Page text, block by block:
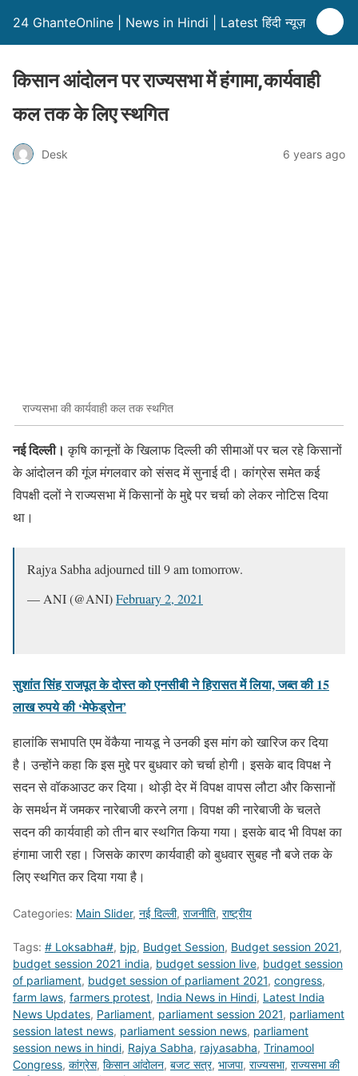
24 GhanteOnline | News in Hindi | Latest हिंदी न्यूज़
किसान आंदोलन पर राज्यसभा में हंगामा,कार्यवाही
कल तक के लिए स्थगित
Desk 6 years ago
राज्यसभा की कार्यवाही कल तक स्थगित
नई दिल्ली। कृषि कानूनों के खिलाफ दिल्ली की सीमाओं पर चल रहे किसानों
के आंदोलन की गूंज मंगलवार को संसद में सुनाई दी। कांग्रेस समेत कई
विपक्षी दलों ने राज्यसभा में किसानों के मुद्दे पर चर्चा को लेकर नोटिस दिया
था।
Rajya Sabha adjourned till 9 am tomorrow.
— ANI (@ANI)February 2, 2021
सुशांत सिंह राजपूत के दोस्त को एनसीबी ने हिरासत में लिया, जब्त की 15
लाख रुपये की ‘मेफेड्रोन’
हालांकि सभापति एम वेंकैया नायडू ने उनकी इस मांग को खारिज कर दिया
है। उन्होंने कहा कि इस मुद्दे पर बुधवार को चर्चा होगी। इसके बाद विपक्ष ने
सदन से वॉकआउट कर दिया। थोड़ी देर में विपक्ष वापस लौटा और किसानों
के समर्थन में जमकर नारेबाजी करने लगा। विपक्ष की नारेबाजी के चलते
सदन की कार्यवाही को तीन बार स्थगित किया गया। इसके बाद भी विपक्ष का
हंगामा जारी रहा। जिसके कारण कार्यवाही को बुधवार सुबह नौ बजे तक के
लिए स्थगित कर दिया गया है।
Categories: Main Slider, नई दिल्ली, राजनीति, राष्ट्रीय
Tags: # Loksabha#, bjp, Budget Session, Budget session 2021,
budget session 2021 india, budget session live, budget session
of parliament, budget session of parliament 2021, congress,
farm laws, farmers protest, India News in Hindi, Latest India
News Updates, Parliament, parliament session 2021, parliament
session latest news, parliament session news, parliament
session news in hindi, Rajya Sabha, rajyasabha, Trinamool
Congress, कांग्रेस, किसान आंदोलन, बजट सत्र, भाजपा, राज्यसभा, राज्यसभा की